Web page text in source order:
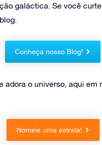
galáctica. Se você
Conheça nosso Blog!
adora o universo, aqui
Nomeie uma estrela!